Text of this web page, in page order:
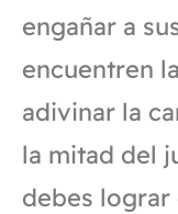
engañar a
encuentren
adivinar la
la mitad del
debes lograr